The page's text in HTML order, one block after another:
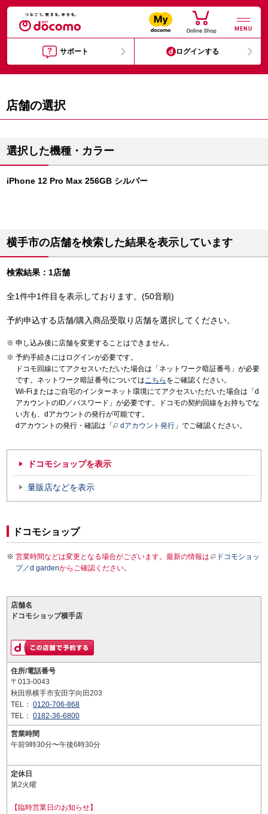
MENU
サポート ログインする
店舗の選択
選択した機種・カラー
iPhone 12 Pro Max 256GB シルバー
横手市の店舗を検索した結果を表示しています
検索結果：1店舗
全1件中1件目を表示しております。(50音順)
予約申込する店舗/購入商品受取り店舗を選択してください。
申し込み後に店舗を変更することはできません。
予約手続きにはログインが必要です。
ドコモ回線にてアクセスいただいた場合は「ネットワーク暗証番号」が必要
です。ネットワーク暗証番号についてはこちら をご確認ください。
Wi-Fiまたはご自宅のインターネット環境にてアクセスいただいた場合は「d
アカウントのID／パスワード」が必要です。ドコモの契約回線をお持ちでな
い方も、dアカウントの発行が可能です。
dアカウントの発行・確認は「
dアカウント発行 」でご確認ください。
ドコモショップを表示
量販店などを表示
ドコモショップ
営業時間などは変更となる場合がございます。最新の情報は
ドコモショッ
プ／d gardenからご確認ください。
店舗名
ドコモショップ横手店
住所/電話番号
〒013-0043
秋田県横手市安田字向田203
TEL： 0120-706-868
TEL： 0182-36-6800
営業時間
午前9時30分〜午後6時30分
定休日
第2火曜
【臨時営業日のお知らせ】